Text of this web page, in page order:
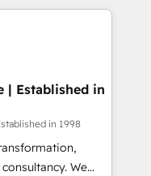
your website in
accredited by
means we
as well the
| Established in
in 1998
We